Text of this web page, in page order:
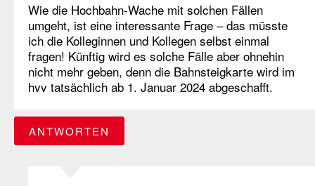
Wie die Hochbahn-Wache mit solchen Fällen
umgeht, ist eine interessante Frage – das müsste
ich die Kolleginnen und Kollegen selbst einmal
fragen! Künftig wird es solche Fälle aber ohnehin
nicht mehr geben, denn die Bahnsteigkarte wird im
hvv tatsächlich ab 1. Januar 2024 abgeschafft.
ANTWORTEN